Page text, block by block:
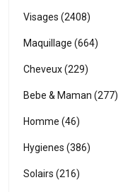
Visages (2408)
Maquillage (664)
Cheveux (229)
Bebe & Maman (277)
Homme (46)
Hygienes (386)
Solairs (216)